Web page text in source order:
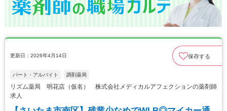
更新日：2026年4月14日 保存する
パート・アルバイト 調剤薬局
リズム薬局 明花店（仮名） 株式会社メディカルアフェクションの薬剤師
求人